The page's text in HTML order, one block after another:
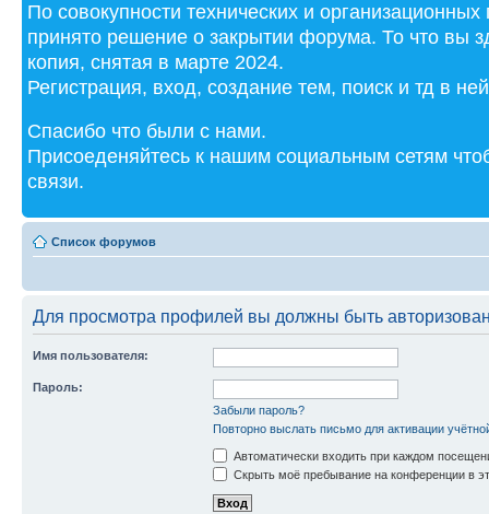
По совокупности технических и
принято решение о закрытии форума. То что вы
копия, снятая в марте 2024.
Регистрация, вход, создание тем, поиск и тд в
Спасибо что были с нами.
Присоеденяйтесь к нашим социальным сетям
связи.
Список форумов
Для просмотра профилей вы должны быть
Имя пользователя:
Пароль:
Забыли пароль?
Повторно выслать письмо для активации
Автоматически входить при каждом
Скрыть моё пребывание на конференции в